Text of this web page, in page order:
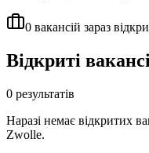
0 вакансій зараз
Відкриті
0 результатів
Наразі немає відкритих
Zwolle.